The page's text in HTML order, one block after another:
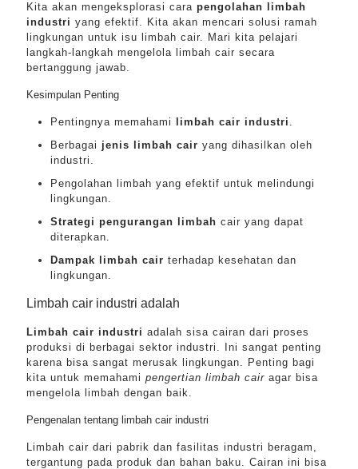
Kita akan mengeksplorasi cara pengolahan limbah
industri yang efektif. Kita akan mencari solusi ramah
lingkungan untuk isu limbah cair. Mari kita pelajari
langkah-langkah mengelola limbah cair secara
bertanggung jawab.
Kesimpulan Penting
Pentingnya memahami limbah cair industri .
Berbagai jenis limbah cair yang dihasilkan oleh
industri.
Pengolahan limbah yang efektif untuk melindungi
lingkungan.
Strategi pengurangan limbah cair yang dapat
diterapkan.
Dampak limbah cair terhadap kesehatan dan
lingkungan.
Limbah cair industri adalah
Limbah cair industri adalah sisa cairan dari proses
produksi di berbagai sektor industri. Ini sangat penting
karena bisa sangat merusak lingkungan. Penting bagi
kita untuk memahami pengertian limbah cair agar bisa
mengelola limbah dengan baik.
Pengenalan tentang limbah cair industri
Limbah cair dari pabrik dan fasilitas industri beragam,
tergantung pada produk dan bahan baku. Cairan ini bisa